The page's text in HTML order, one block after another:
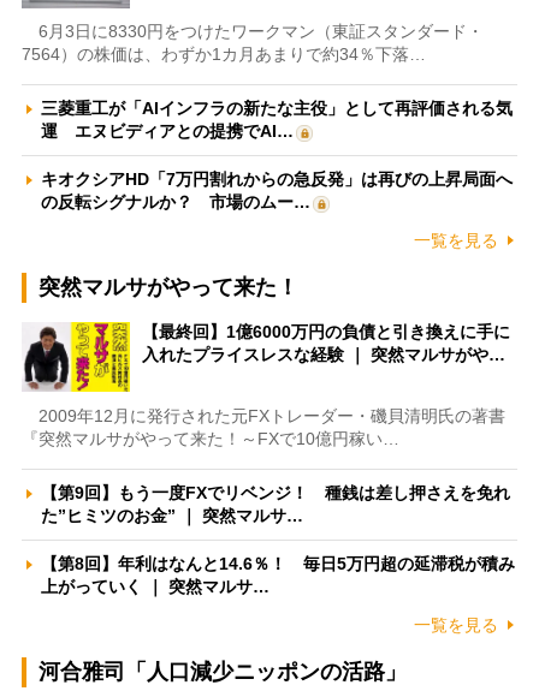
6月3日に8330円をつけたワークマン（東証スタンダード・
7564）の株価は、わずか1カ月あまりで約34％下落…
三菱重工が「AIインフラの新たな主役」として再評価される気
運 エヌビディアとの提携でAI…
キオクシアHD「7万円割れからの急反発」は再びの上昇局面へ
の反転シグナルか？ 市場のムー…
一覧を見る
突然マルサがやって来た！
【最終回】1億6000万円の負債と引き換えに手に
入れたプライスレスな経験 ｜ 突然マルサがや…
2009年12月に発行された元FXトレーダー・磯貝清明氏の著書
『突然マルサがやって来た！～FXで10億円稼い…
【第9回】もう一度FXでリベンジ！ 種銭は差し押さえを免れ
た”ヒミツのお金” ｜ 突然マルサ…
【第8回】年利はなんと14.6％！ 毎日5万円超の延滞税が積み
上がっていく ｜ 突然マルサ…
一覧を見る
河合雅司「人口減少ニッポンの活路」